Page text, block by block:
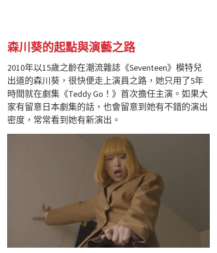
森川葵的起點與演藝之路
2010年以15歲之齡在潮流雜誌《Seventeen》模特兒
出道的森川葵，很快便走上演員之路，她只用了5年
時間就在劇集《Teddy Go！》首次擔任主演。如果大
家有留意日本劇集的話，也會留意到她有不錯的演出
密度，常常看到她有新演出。